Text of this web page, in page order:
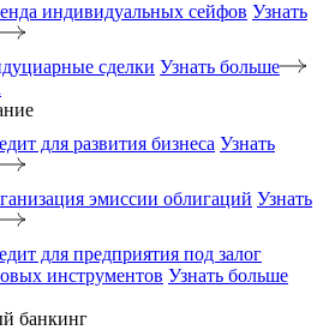
индивидуальных сейфов Узнать
сделки Узнать больше
для развития бизнеса Узнать
эмиссии облигаций Узнать
для предприятия под залог
инструментов Узнать больше
банкинг